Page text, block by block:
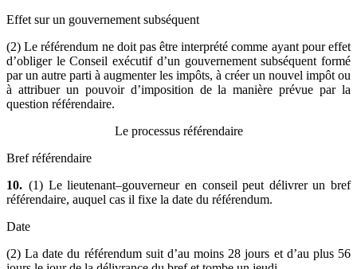
Effet sur un gouvernement subséquent
(2) Le référendum ne doit pas être interprété comme ayant pour effet
d’obliger le Conseil exécutif d’un gouvernement subséquent formé
par un autre parti à augmenter les impôts, à créer un nouvel impôt ou
à attribuer un pouvoir d’imposition de la manière prévue par la
question référendaire.
Le processus référendaire
Bref référendaire
10. (1) Le lieutenant–gouverneur en conseil peut délivrer un bref
référendaire, auquel cas il fixe la date du référendum.
Date
(2) La date du référendum suit d’au moins 28 jours et d’au plus 56